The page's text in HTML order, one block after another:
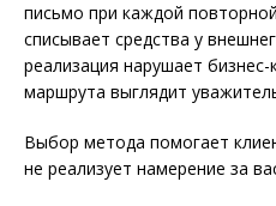
письмо при каждой
списывает средства у
реализация нарушает
маршрута выглядит
Выбор метода помогает
не реализует намерение за